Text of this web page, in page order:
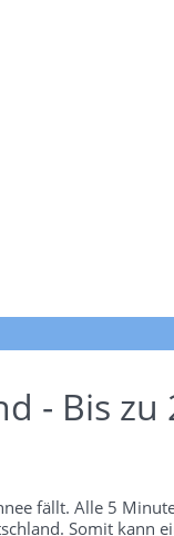
- Bis zu
fällt. Alle 5
Somit kann